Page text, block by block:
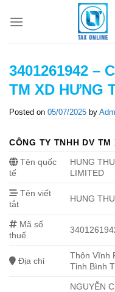
3401261942 –
TM XD HƯNG
Posted on 05/07/2025 by
CÔNG TY TNHH DV
Tên quốc
tế
HUNG
LIMITED
Tên viết
tắt
HUNG
Mã số
thuế
Địa chỉ
Thôn Vĩnh
Tỉnh Bình
NGUYỄN